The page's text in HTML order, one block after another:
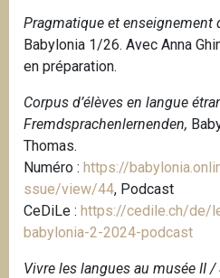
Pragmatique et enseignement
Babylonia 1/26. Avec Anna
en préparation.
Corpus d’élèves en langue
Fremdsprachenlernenden,
Thomas.
Numéro : https://
ssue/view/44, Podcast
CeDiLe : https://cedile.ch/de/
babylonia-2-2024-podcast
Vivre les langues au musée II